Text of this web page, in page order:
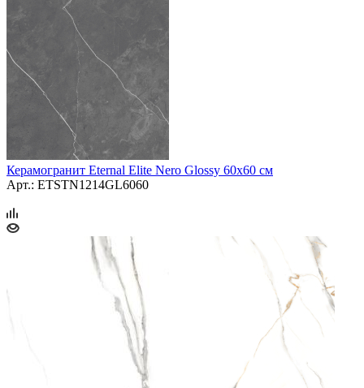
Керамогранит Eternal Elite Nero Glossy 60x60 см
Арт.: ETSTN1214GL6060